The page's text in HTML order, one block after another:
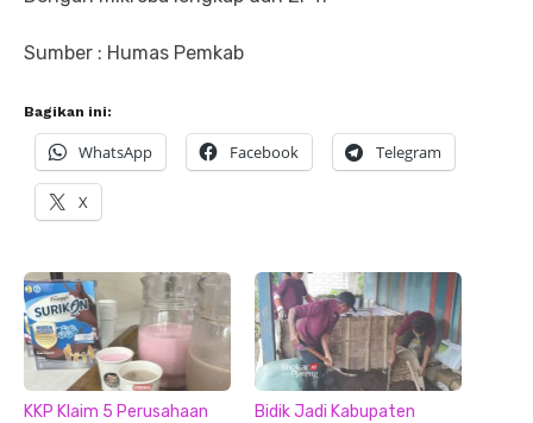
Sumber : Humas Pemkab
Bagikan ini:
WhatsApp Facebook Telegram
X
KKP Klaim 5 Perusahaan
Bidik Jadi Kabupaten